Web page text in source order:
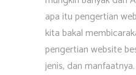
apa itu pengertian
kita bakal
pengertian website
jenis, dan manfaatnya.